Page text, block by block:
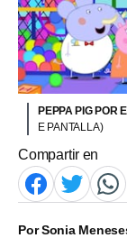
PEPPA PIG POR
E PANTALLA)
Compartir en
PorSonia